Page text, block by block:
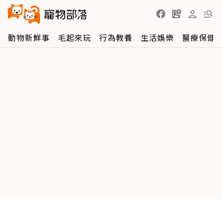
動物新鮮事 毛起來玩 行為教養 生活娛樂 醫療保健